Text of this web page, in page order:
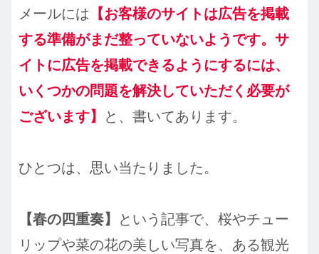
メールには 【お客様のサイトは広告を掲載
する準備がまだ整っていないようです。サ
イトに広告を掲載できるようにするには、
いくつかの問題を解決していただく必要が
ございます】
と、書いてあります。
ひとつは、思い当たりました。
【春の四重奏】
という記事で、桜やチュー
リップや菜の花の美しい写真を、ある観光